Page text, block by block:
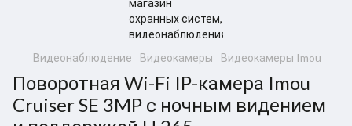
Видеонаблюдение Видеокамеры Видеокамеры Imou
Поворотная Wi-Fi IP-камера Imou
Cruiser SE 3MP с ночным видением